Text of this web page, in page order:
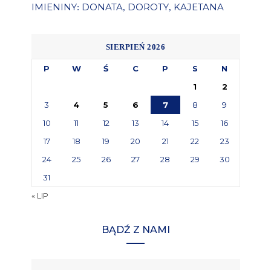
IMIENINY: DONATA, DOROTY, KAJETANA
SIERPIEŃ 2026
P W Ś C P S
N
1
2
3
4 5 6 7 8
9
10
11 12 13 14 15
16
17
18 19 20 21 22
23
24
25 26 27 28 29
30
31
« LIP
BĄDŹ Z NAMI